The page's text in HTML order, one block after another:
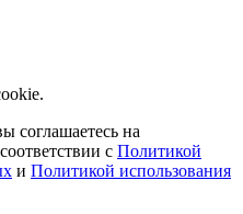
соглашаетесь на
с Политикой
и Политикой использования